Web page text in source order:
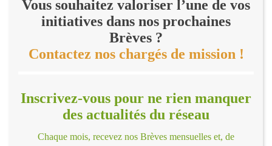
Vous souhaitez valoriser l’une de vos
initiatives dans nos prochaines
Brèves ?
Contactez nos chargés de mission !
Inscrivez-vous pour ne rien manquer
des actualités du réseau
Chaque mois, recevez nos Brèves mensuelles et, de